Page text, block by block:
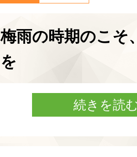
梅雨の時期のこそ
を
続きを読